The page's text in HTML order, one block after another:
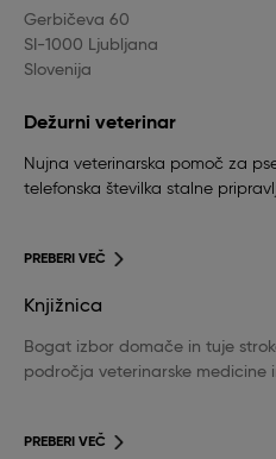
Gerbičeva 60
SI-1000 Ljubljana
Slovenija
Dežurni veterinar
Nujna veterinarska pomoč za
telefonska številka stalne
PREBERI VEČ
Knjižnica
Bogat izbor domače in tuje
področja veterinarske medicine
PREBERI VEČ